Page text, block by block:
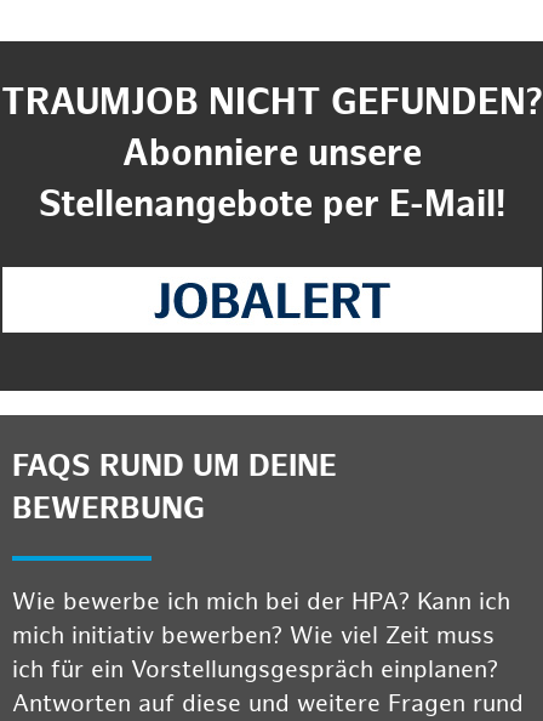
TRAUMJOB NICHT GEFUNDEN?
Abonniere unsere
Stellenangebote per E-Mail!
FAQS RUND UM DEINE
BEWERBUNG
Wie bewerbe ich mich bei der HPA? Kann ich
mich initiativ bewerben? Wie viel Zeit muss
ich für ein Vorstellungsgespräch einplanen?
Antworten auf diese und weitere Fragen rund